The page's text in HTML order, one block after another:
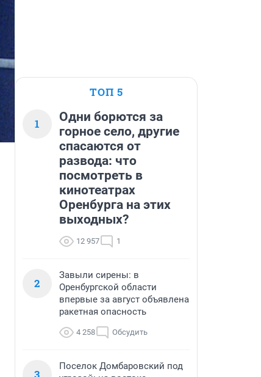
ТОП 5
1
Одни борются за
горное село, другие
спасаются от
развода: что
посмотреть в
кинотеатрах
Оренбурга на этих
выходных?
12 957 1
2
Завыли сирены: в
Оренбургской области
впервые за август объявлена
ракетная опасность
4 258 Обсудить
Поселок Домбаровский под